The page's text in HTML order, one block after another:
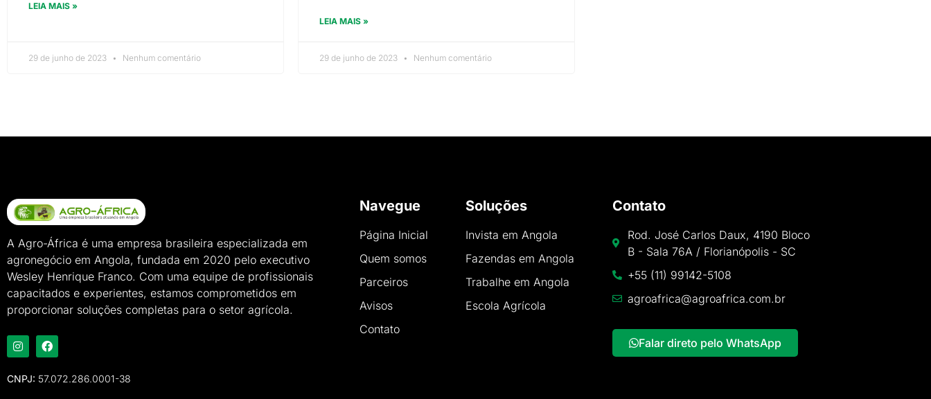
LEIA MAIS »
29 de junho de 2023 Nenhum comentário
LEIA MAIS »
29 de junho de 2023 Nenhum comentário
A Agro-África é uma empresa brasileira especializada em
agronegócio em Angola, fundada em 2020 pelo executivo
Wesley Henrique Franco. Com uma equipe de profissionais
capacitados e experientes, estamos comprometidos em
proporcionar soluções completas para o setor agrícola.
CNPJ: 57.072.286.0001-38
Navegue
Página Inicial
Quem somos
Parceiros
Avisos
Contato
Soluções
Invista em Angola
Fazendas em Angola
Trabalhe em Angola
Escola Agrícola
Contato
Rod. José Carlos Daux, 4190 Bloco
B - Sala 76A / Florianópolis - SC
+55 (11) 99142-5108
agroafrica@agroafrica.com.br
Falar direto pelo WhatsApp